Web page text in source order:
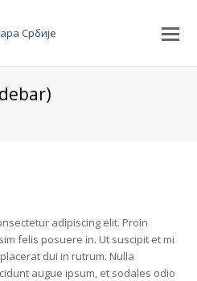
adipiscing elit. Proin
felis posuere in. Ut suscipit et mi
dui in rutrum. Nulla
augue ipsum, et sodales odio